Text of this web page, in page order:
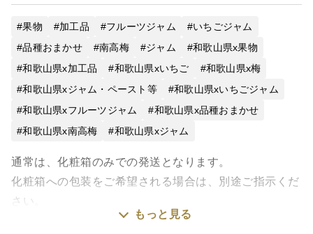
果物 加工品 フルーツジャム
いちごジャム
品種おまかせ
南高梅 ジャム
和歌山県x果物
和歌山県x加工品
和歌山県xいちご
和歌山県x梅
和歌山県xジャム・ペースト等
和歌山県xいちごジャム
和歌山県xフルーツジャム
和歌山県x品種おまかせ
和歌山県x南高梅
和歌山県xジャム
通常は、化粧箱のみでの発送となります。
化粧箱への包装をご希望される場合は、別途ご指示くだ
さい。
もっと見る